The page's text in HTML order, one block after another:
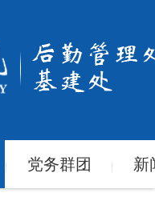
党务群团 新